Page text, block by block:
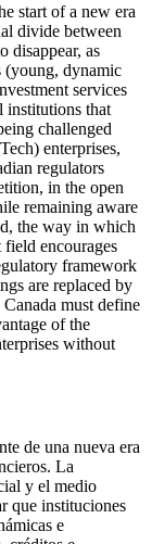
start of a new era
divide between
disappear, as
(young, dynamic
services
institutions that
challenged
enterprises,
regulators
in the open
remaining aware
the way in which
encourages
framework
are replaced by
must define
of the
without
de una nueva era
La
y el medio
que instituciones
e